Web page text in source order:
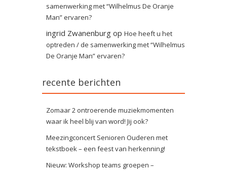
samenwerking met “Wilhelmus De Oranje
Man” ervaren?
ingrid Zwanenburg op Hoe heeft u het
optreden / de samenwerking met “Wilhelmus
De Oranje Man” ervaren?
recente berichten
Zomaar 2 ontroerende muziekmomenten
waar ik heel blij van word! Jij ook?
Meezingconcert Senioren Ouderen met
tekstboek – een feest van herkenning!
Nieuw: Workshop teams groepen –